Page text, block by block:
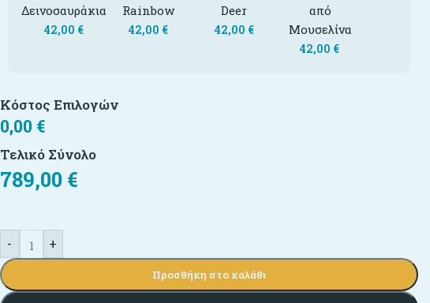
Δεινοσαυράκια
42,00 €
Rainbow
42,00 €
Deer
42,00 €
από
Μουσελίνα
42,00 €
Κόστος Επιλογών
0,00 €
Τελικό Σύνολο
789,00 €
- +
Προσθήκη στο καλάθι